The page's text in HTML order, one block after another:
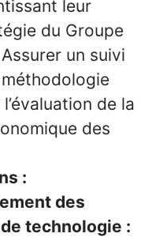
leur
du Groupe
un suivi
de la
des
:
des
technologie :